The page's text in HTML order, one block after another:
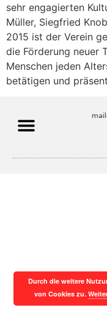
sehr engagierten
Müller, Siegfried
2015 ist der Verein
die Förderung neuer
Menschen jeden
betätigen und
Durch die weitere
von Cookies zu.